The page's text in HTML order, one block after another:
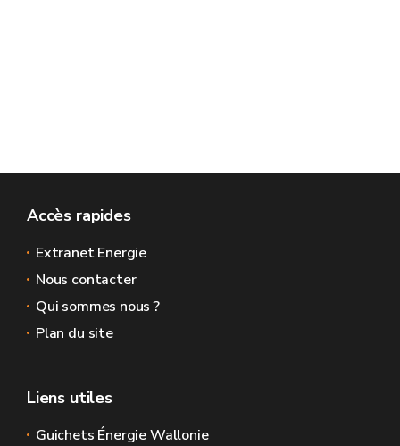
Accès rapides
Extranet Energie
Nous contacter
Qui sommes nous ?
Plan du site
Liens utiles
Guichets Énergie Wallonie